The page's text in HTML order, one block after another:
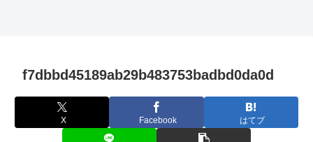
f7dbbd45189ab29b483753badbd0da0d
X Facebook はてブ